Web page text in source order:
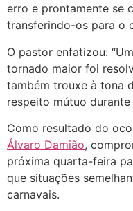
erro e prontamente se
transferindo-os para o
O pastor enfatizou:
tornado maior foi
também trouxe à tona
respeito mútuo
Como resultado do
Álvaro Damião,
próxima quarta-feira
que situações
carnavais.